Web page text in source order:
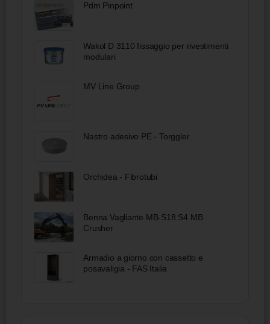
Pdm Pinpoint
Wakol D 3110 fissaggio per rivestimenti
modulari
MV Line Group
Nastro adesivo PE - Torggler
Orchidea - Fibrotubi
Benna Vagliante MB-S18 S4 MB
Crusher
Armadio a giorno con cassetto e
posavaligia - FAS Italia